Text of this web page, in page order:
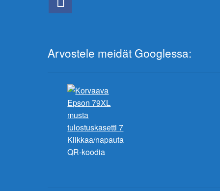
Arvostele meidät Googlessa:
Klikkaa/napauta
QR-koodia